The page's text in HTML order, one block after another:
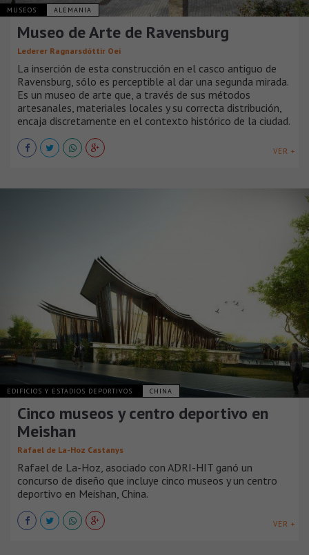
MUSEOS ALEMANIA
Museo de Arte de Ravensburg
Lederer Ragnarsdóttir Oei
La inserción de esta construcción en el casco antiguo de
Ravensburg, sólo es perceptible al dar una segunda mirada.
Es un museo de arte que, a través de sus métodos
artesanales, materiales locales y su correcta distribución,
encaja discretamente en el contexto histórico de la ciudad.
VER +
EDIFICIOS Y ESTADIOS DEPORTIVOS CHINA
Cinco museos y centro deportivo en
Meishan
Rafael de La-Hoz Castanys
Rafael de La-Hoz, asociado con ADRI-HIT ganó un
concurso de diseño que incluye cinco museos y un centro
deportivo en Meishan, China.
VER +